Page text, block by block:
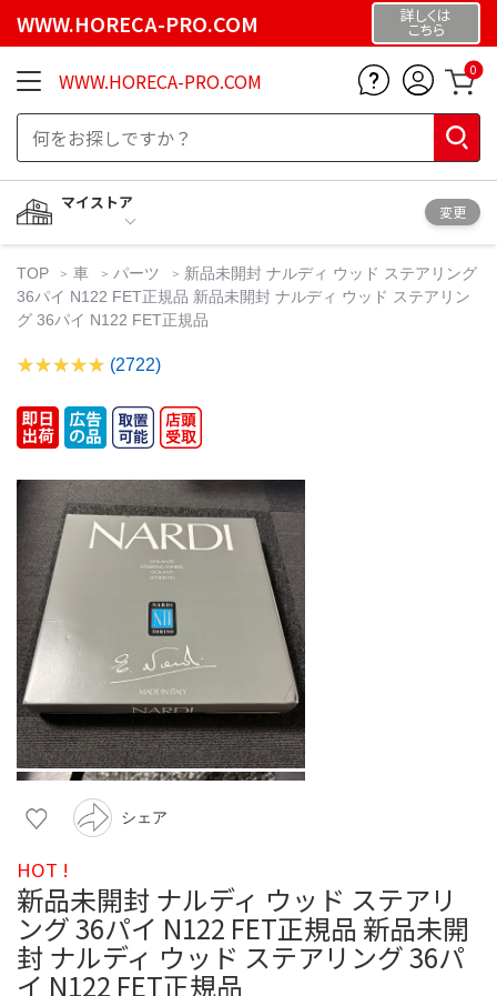
WWW.HORECA-PRO.COM 詳しくは
こちら
WWW.HORECA-PRO.COM 0
マイストア
変更
TOP 車 パーツ
新品未開封 ナルディ ウッド ステアリング
36パイ N122 FET正規品 新品未開封 ナルディ ウッド ステアリン
グ 36パイ N122 FET正規品
(2722)
シェア
HOT !
新品未開封 ナルディ ウッド ステアリ
ング 36パイ N122 FET正規品 新品未開
封 ナルディ ウッド ステアリング 36パ
イ N122 FET正規品